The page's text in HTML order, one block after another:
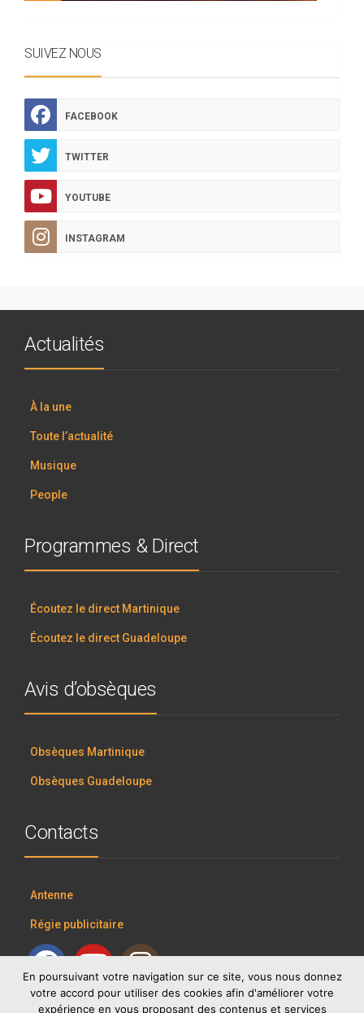
SUIVEZ NOUS
FACEBOOK
TWITTER
YOUTUBE
INSTAGRAM
Actualités
À la une
Toute l’actualité
Musique
People
Programmes & Direct
Écoutez le direct Martinique
Écoutez le direct Guadeloupe
Avis d’obsèques
Obsèques Martinique
Obsèques Guadeloupe
Contacts
Antenne
Régie publicitaire
En poursuivant votre navigation sur ce site, vous nous donnez
votre accord pour utiliser des cookies afin d'améliorer votre
expérience en vous proposant des contenus et services